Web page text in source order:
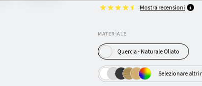
Mostra recensioni
MATERIALE
Quercia - Naturale Oliato
Selezionare altri